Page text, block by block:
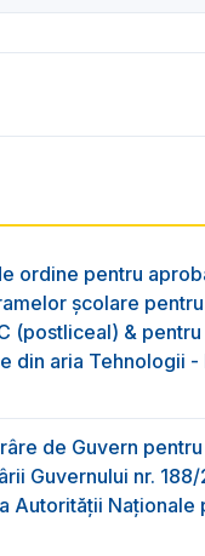
ordine pentru
școlare
(postliceal) & pentru
din aria Tehnologii -
de Guvern pentru
Guvernului nr.
Autorităţii Naţionale